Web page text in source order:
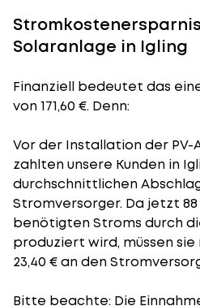
Solaranlage in Igling
Finanziell bedeutet das
von 171,60 €. Denn:
Vor der Installation der PV-
zahlten unsere Kunden in
durchschnittlichen
Stromversorger. Da jetzt 88
benötigten Stroms durch
produziert wird, müssen
23,40 € an den
Bitte beachte: Die